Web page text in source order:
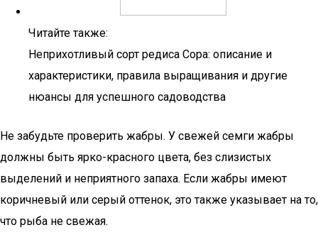
Читайте также:
Неприхотливый сорт редиса Сора: описание и
характеристики, правила выращивания и другие
нюансы для успешного садоводства
Не забудьте проверить жабры. У свежей семги жабры
должны быть ярко-красного цвета, без слизистых
выделений и неприятного запаха. Если жабры имеют
коричневый или серый оттенок, это также указывает на то,
что рыба не свежая.